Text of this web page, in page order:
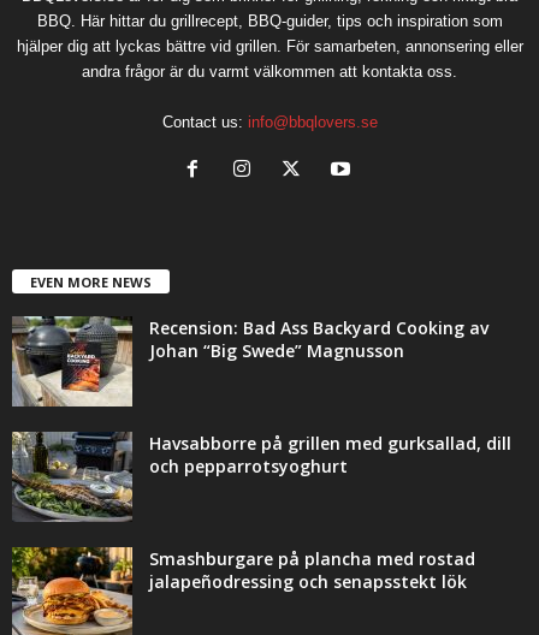
BBQ. Här hittar du grillrecept, BBQ-guider, tips och inspiration som
hjälper dig att lyckas bättre vid grillen. För samarbeten, annonsering eller
andra frågor är du varmt välkommen att kontakta oss.
Contact us: info@bbqlovers.se
EVEN MORE NEWS
Recension: Bad Ass Backyard Cooking av
Johan “Big Swede” Magnusson
Havsabborre på grillen med gurksallad, dill
och pepparrotsyoghurt
Smashburgare på plancha med rostad
jalapeñodressing och senapsstekt lök